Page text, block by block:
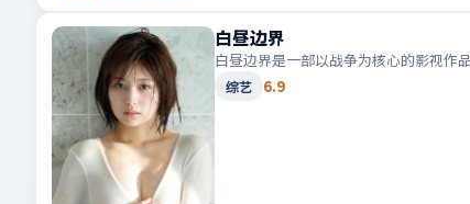
白昼边界
白昼边界是一部以战争为核心的影视作
综艺 6.9